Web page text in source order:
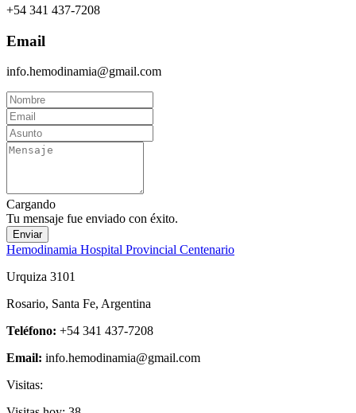
+54 341 437-7208
Email
info.hemodinamia@gmail.com
Cargando
Tu mensaje fue enviado con éxito.
Enviar
Hemodinamia Hospital Provincial Centenario
Urquiza 3101
Rosario, Santa Fe, Argentina
Teléfono: +54 341 437-7208
Email: info.hemodinamia@gmail.com
Visitas: